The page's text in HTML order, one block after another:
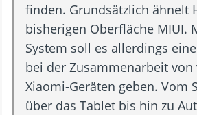
finden. Grundsätzlich ähnelt
bisherigen Oberfläche MIUI.
System soll es allerdings
bei der Zusammenarbeit von
Xiaomi-Geräten geben. Vom
über das Tablet bis hin zu